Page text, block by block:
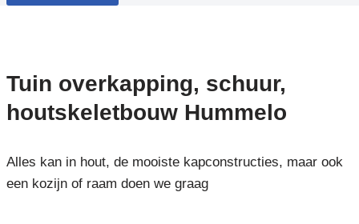
Tuin overkapping, schuur,
houtskeletbouw Hummelo
Alles kan in hout, de mooiste kapconstructies, maar ook
een kozijn of raam doen we graag